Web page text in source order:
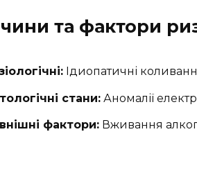
та фактори
Ідиопатичні
стани: Аномалії
фактори: Вживання